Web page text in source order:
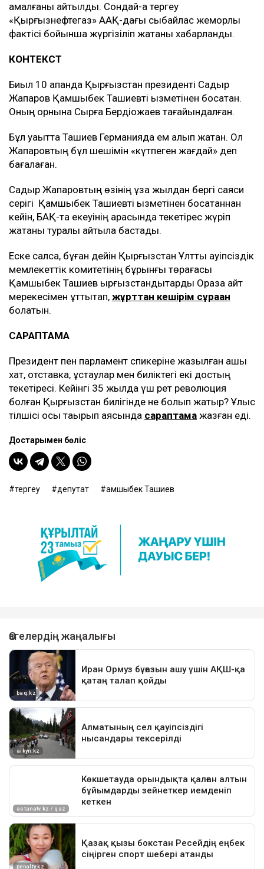
қамалғаны айтылды. Сондай-ақ тергеу
«Қырғызнефтегаз» ААҚ-дағы сыбайлас жемқорлық
фактісі бойынша жүргізіліп жатқаны хабарланды.
КОНТЕКСТ
Биыл 10 ақпанда Қырғызстан президенті Садыр
Жапаров Қамшыбек Ташиевті қызметінен босатқан.
Оның орнына Сырғақ Бердіқожаев тағайындалған.
Бұл уақытта Ташиев Германияда ем алып жатқан. Ол
Жапаровтың бұл шешімін «күтпеген жағдай» деп
бағалаған.
Садыр Жапаровтың өзінің ұзақ жылдан бергі саяси
серігі Қамшыбек Ташиевті қызметінен босатқаннан
кейін, БАҚ-та екеуінің арасында текетірес жүріп
жатқаны туралы айтыла бастады.
Еске салсақ, бұған дейін Қырғызстан Ұлттық қауіпсіздік
мемлекеттік комитетінің бұрынғы төрағасы
Қамшыбек Ташиев қырғызстандықтарды Ораза айт
мерекесімен құттықтап, жұрттан кешірім сұраған
болатын.
САРАПТАМА
Президент пен парламент спикеріне жазылған ашық
хат, отставка, ұстаулар мен биліктегі екі достың
текетіресі. Кейінгі 35 жылда үш рет революция
болған Қырғызстан билігінде не болып жатыр? Ұлыс
тілшісі осы тақырып аясында сараптама жазған еді.
Достарыңмен бөліс
тергеу депутат Қамшыбек Ташиев